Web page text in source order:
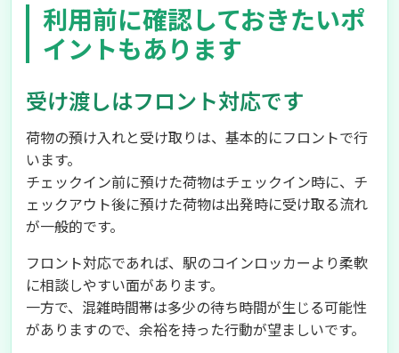
利用前に確認しておきたいポ
イントもあります
受け渡しはフロント対応です
荷物の預け入れと受け取りは、基本的にフロントで行
います。
チェックイン前に預けた荷物はチェックイン時に、チ
ェックアウト後に預けた荷物は出発時に受け取る流れ
が一般的です。
フロント対応であれば、駅のコインロッカーより柔軟
に相談しやすい面があります。
一方で、混雑時間帯は多少の待ち時間が生じる可能性
がありますので、余裕を持った行動が望ましいです。